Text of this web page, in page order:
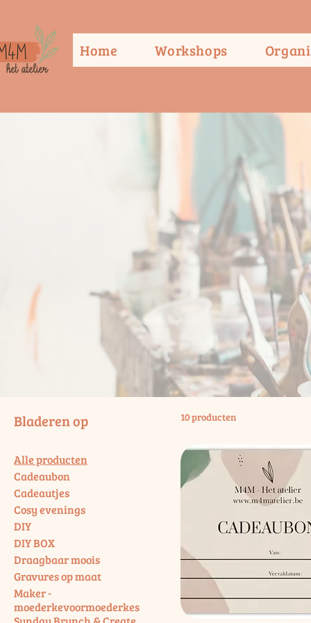
Home Workshops
Bladeren op
Alle producten
Cadeaubon
Cadeautjes
Cosy evenings
DIY
DIY BOX
Draagbaar moois
Gravures op maat
Maker -
moederkevoormoederkes
10 producten